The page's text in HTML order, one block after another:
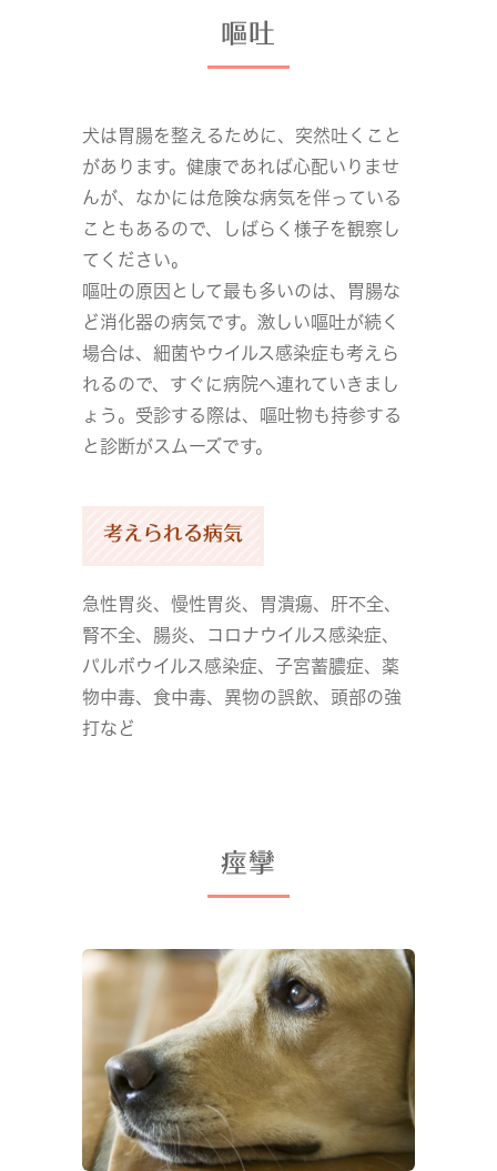
嘔吐
犬は胃腸を整えるために、突然吐くこと
があります。健康であれば心配いりませ
んが、なかには危険な病気を伴っている
こともあるので、しばらく様子を観察し
てください。
嘔吐の原因として最も多いのは、胃腸な
ど消化器の病気です。激しい嘔吐が続く
場合は、細菌やウイルス感染症も考えら
れるので、すぐに病院へ連れていきまし
ょう。受診する際は、嘔吐物も持参する
と診断がスムーズです。
考えられる病気
急性胃炎、慢性胃炎、胃潰瘍、肝不全、
腎不全、腸炎、コロナウイルス感染症、
パルボウイルス感染症、子宮蓄膿症、薬
物中毒、食中毒、異物の誤飲、頭部の強
打など
痙攣